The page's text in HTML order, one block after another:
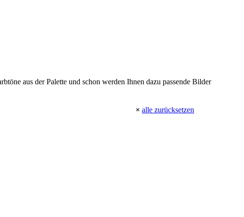
aus der Palette und schon werden Ihnen dazu passende Bilder
× alle zurücksetzen